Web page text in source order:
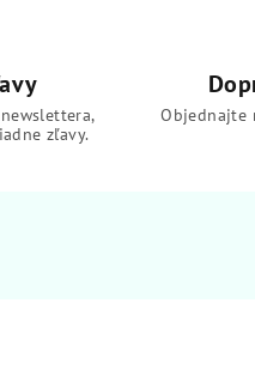
zľavy.
Objednajte